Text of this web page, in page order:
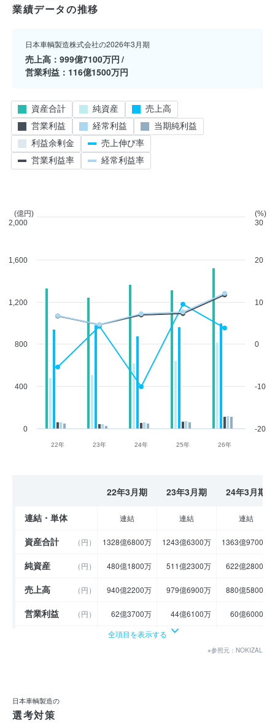
業績データの推移
日本車輌製造株式会社の2026年3月期
売上高
999億7100万円
営業利益
116億1500万円
22年 23年 24年 25年 26年
0
400
800
1,200
1,600
(億円)
2,000
-20
-10
0
10
20
(%)
30
資産合計 純資産
売上高
営業利益
経常利益
当期純利益
利益余剰金
売上伸び率
営業利益率
経常利益率
22年3月期 23年3月期 24年3月期
連結・単体 連結 連結 連結
資産合計 （円） 1328億6800万 1243億6300万 1363億9700万
純資産 （円） 480億1800万 511億2300万 622億2800万
売上高 （円） 940億2200万 979億6900万 880億5800万
営業利益 （円） 62億3700万 44億6100万 60億6000万
63億1700万
売上伸び率
全項目を表示する
※参照元：NOKIZAL
日本車輌製造の
選考対策